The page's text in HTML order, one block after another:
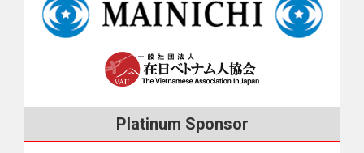
日10:00～16:00） ＝ E-ｍail：sir07@sir.or.jp ■愛知県 あいち多
文化共生センター ＝ 052-961-7902（月～土10:00～18:00） ■
大阪府 大阪府外国人情報コーナー ＝ 06-6941-2297 ＝ E-ｍ
ail：jouhou-c@ofix.or.jp ■大阪市 外国人のための相談窓口 ＝
トナム語：月・水 09:00～12:00、13:00～17:00） ■兵庫県 日
能実習生を技能実習計画の途中で帰国させる場合は、実習生
に対し、意に反して途中で帰国する必要はないことの説明や
習機構（OTIT）の事務所に届けなければならない。 〇 技能実
習生が技能実習の継続を希望している場合は、受入会社や監
理団体が責任を持って次の実習先を確保することが必要。 強
上記のような対応が望めない場合は、外国人技能実習機構
Platinum Sponsor